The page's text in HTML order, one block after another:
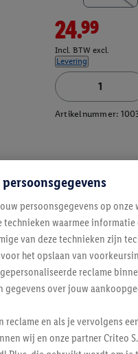
24.99
Incl. BTW excl.
Levering
Artikelnummer:
persoonsgegevens op onze
waarmee
van deze technieken zijn
het opslaan van
reclame
over jouw
en als je vervolgens
wij en onze partner Criteo